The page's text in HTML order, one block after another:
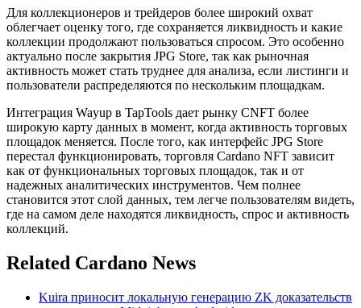
Для коллекционеров и трейдеров более широкий охват
облегчает оценку того, где сохраняется ликвидность и какие
коллекции продолжают пользоваться спросом. Это особенно
актуально после закрытия JPG Store, так как рыночная
активность может стать труднее для анализа, если листинги и
пользователи распределяются по нескольким площадкам.
Интеграция Wayup в TapTools дает рынку CNFT более
широкую карту данных в момент, когда активность торговых
площадок меняется. После того, как интерфейс JPG Store
перестал функционировать, торговля Cardano NFT зависит
как от функциональных торговых площадок, так и от
надежных аналитических инструментов. Чем полнее
становится этот слой данных, тем легче пользователям видеть,
где на самом деле находятся ликвидность, спрос и активность
коллекций.
Related Cardano News
Kuira приносит локальную генерацию ZK доказательств